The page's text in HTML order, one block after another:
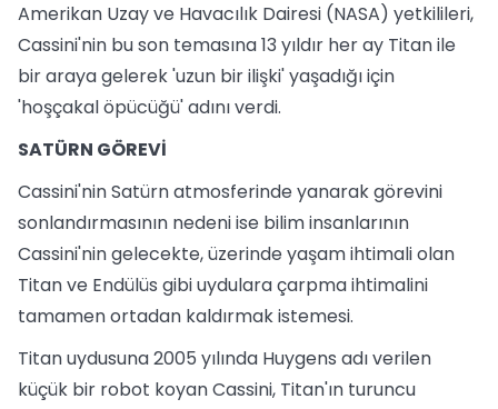
Amerikan Uzay ve Havacılık Dairesi (NASA) yetkilileri,
Cassini'nin bu son temasına 13 yıldır her ay Titan ile
bir araya gelerek 'uzun bir ilişki' yaşadığı için
'hoşçakal öpücüğü' adını verdi.
SATÜRN GÖREVİ
Cassini'nin Satürn atmosferinde yanarak görevini
sonlandırmasının nedeni ise bilim insanlarının
Cassini'nin gelecekte, üzerinde yaşam ihtimali olan
Titan ve Endülüs gibi uydulara çarpma ihtimalini
tamamen ortadan kaldırmak istemesi.
Titan uydusuna 2005 yılında Huygens adı verilen
küçük bir robot koyan Cassini, Titan'ın turuncu